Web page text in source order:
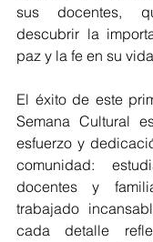
sus docentes,
descubrir la
paz y la fe en su
El éxito de este
Semana Cultural
esfuerzo y
comunidad:
docentes y
trabajado
cada detalle